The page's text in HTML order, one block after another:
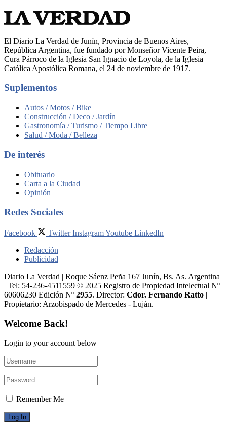
El Diario La Verdad de Junín, Provincia de Buenos Aires,
República Argentina, fue fundado por Monseñor Vicente Peira,
Cura Párroco de la Iglesia San Ignacio de Loyola, de la Iglesia
Católica Apostólica Romana, el 24 de noviembre de 1917.
Suplementos
Autos / Motos / Bike
Construcción / Deco / Jardín
Gastronomía / Turismo / Tiempo Libre
Salud / Moda / Belleza
De interés
Obituario
Carta a la Ciudad
Opinión
Redes Sociales
Facebook Twitter InstagramYoutube LinkedIn
Redacción
Publicidad
Diario La Verdad | Roque Sáenz Peña 167 Junín, Bs. As. Argentina
| Tel: 54-236-4511559 © 2025 Registro de Propiedad Intelectual Nº
60606230 Edición Nº 2955. Director:​ Cdor. Fernando Ratto |
Propietario:​ Arzobispado de Mercedes - Luján.
Welcome Back!
Login to your account below
Remember Me